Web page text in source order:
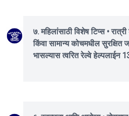
७. महिलांसाठी विशेष टिप्स •
किंवा सामान्य कोचमधील सुरक्षित
भासल्यास त्वरित रेल्वे हेल्पलाईन